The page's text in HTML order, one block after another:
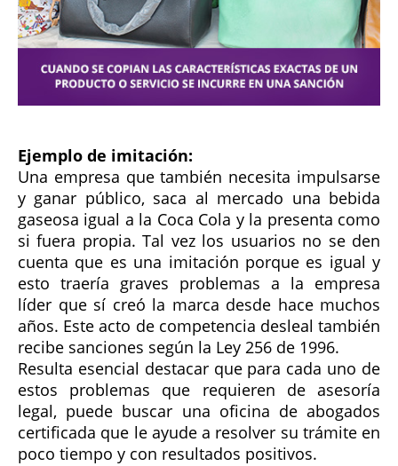
Ejemplo de imitación:
Una empresa que también necesita impulsarse
y ganar público, saca al mercado una bebida
gaseosa igual a la Coca Cola y la presenta como
si fuera propia. Tal vez los usuarios no se den
cuenta que es una imitación porque es igual y
esto traería graves problemas a la empresa
líder que sí creó la marca desde hace muchos
años. Este acto de competencia desleal también
recibe sanciones según la Ley 256 de 1996.
Resulta esencial destacar que para cada uno de
estos problemas que requieren de asesoría
legal, puede buscar una oficina de abogados
certificada que le ayude a resolver su trámite en
poco tiempo y con resultados positivos.